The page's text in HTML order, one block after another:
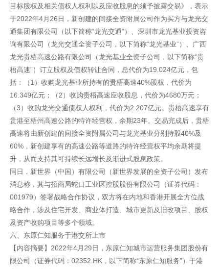
目标股权及相关债权人权利以及应收股息的须予披露交易》，表示
于2022年4月26日，新创建的间接全资附属公司作为买方与龙光交
通集团有限公司（以下简称“龙光交通”）、深圳市龙光基业投资咨
询有限公司（龙光交通全资子公司，以下简称“龙光基业”）、广西
龙光贵梧高速公路有限公司（龙光基业全资子公司，以下简称“贵
梧高速”）订立股权及债权转让合同，总代价为19.024亿元，包
括：（1）收购龙光基业所持有的贵梧高速40%股权，代价为
16.349亿元；（2）收购贵梧高速应收股息，代价为4680万元；
（3）收购龙光交通债权人权利，代价为2.207亿元。贵梧高速享有
贵港至梧州高速公路的特许经营权，余期23年。交易完成后，贵梧
高速将由新创建的间接全资附属公司与龙光基业分别持股40%及
60%，新创建享有的高速公路等道路的特许经营权平均余期将提
升，从而支持其可持续长远增长及渐进式股息政策。
同日，新世界（中国）有限公司（新世界发展的全资子公司）发布
消息称，其与招商局蛇口工业区控股股份有限公司（证券代码：
001979）签署战略合作协议，双方将在内地和香港开展全方位战
略合作，涉及住宅开发、商业体打造、城市更新及旧改项目、股权
及资产收购项目等多个领域。
六、东原仁知服务于港交所上市
【内容摘要】2022年4月29日，东原仁知城市运营服务集团股份有
限公司（证券代码：02352.HK，以下简称“东原仁知服务”）于港